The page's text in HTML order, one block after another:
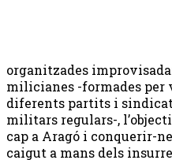
organitzades
milicianes -formades
diferents partits i
militars regulars-,
cap a Aragó i conquerir-
caigut a mans dels